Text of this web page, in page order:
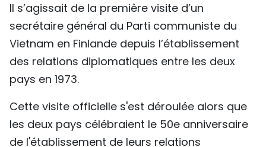
Il s’agissait de la première visite d’un
secrétaire général du Parti communiste du
Vietnam en Finlande depuis l’établissement
des relations diplomatiques entre les deux
pays en 1973.
Cette visite officielle s'est déroulée alors que
les deux pays célébraient le 50e anniversaire
de l'établissement de leurs relations